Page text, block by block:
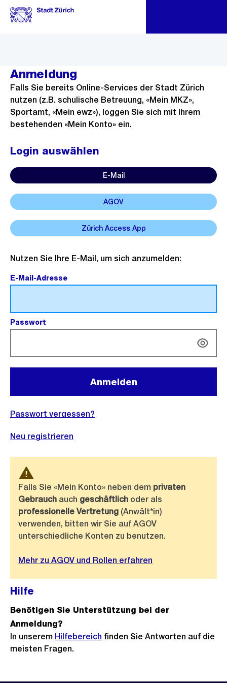
Navigation
Skiplinks
Anmeldung
Falls Sie bereits Online-Services der Stadt Zürich
nutzen (z.B. schulische Betreuung, «Mein MKZ»,
Sportamt, «Mein ewz»), loggen Sie sich mit Ihrem
bestehenden «Mein Konto» ein.
Login auswählen
E-Mail
AGOV
Zürich Access App
Mit
Mail
Nutzen Sie Ihre E-Mail, um sich anzumelden:
E-Mail-Adresse
Passwort
Anmelden
Passwort vergessen?
Neu registrieren
Falls Sie «Mein Konto» neben dem privaten
Gebrauch auch geschäftlich oder als
professionelle Vertretung (Anwält*in)
verwenden, bitten wir Sie auf AGOV
unterschiedliche Konten zu benutzen.
Mehr zu AGOV und Rollen erfahren
Hilfe
Benötigen Sie Unterstützung bei der
Anmeldung?
In unserem Hilfebereich finden Sie Antworten auf die
meisten Fragen.